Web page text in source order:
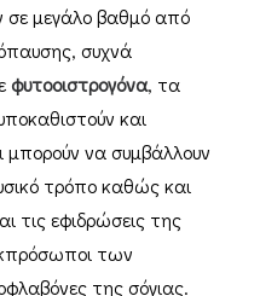
σε μεγάλο βαθμό από
συχνά
φυτοοιστρογόνα, τα
και
μπορούν να συμβάλλουν
τρόπο καθώς και
τις εφιδρώσεις της
των
της σόγιας.